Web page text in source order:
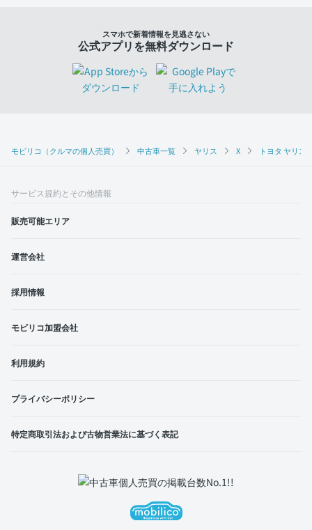
モビリコ（クルマの個人売買） 中古車一覧 ヤリス X トヨタ ヤリス
スマホで新着情報を見逃さない
公式アプリを無料ダウンロード
サービス規約とその他情報
販売可能エリア
運営会社
採用情報
モビリコ加盟会社
利用規約
プライバシーポリシー
特定商取引法および古物営業法に基づく表記